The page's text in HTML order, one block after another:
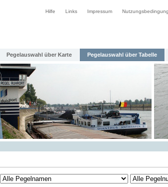
Hilfe Links Impressum
Pegelauswahl über Karte Pegelauswahl über Tabelle